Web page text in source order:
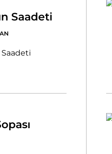
Saadeti